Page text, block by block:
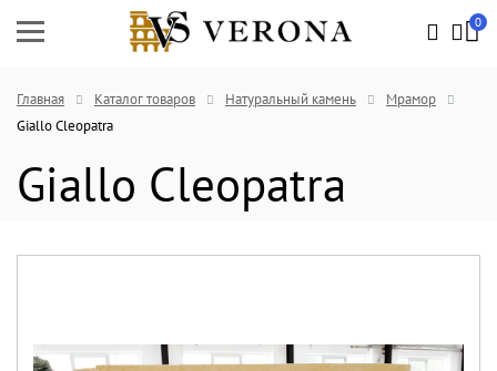
0
Главная Каталог товаров Натуральный камень
Мрамор
Giallo Cleopatra
Giallo Cleopatra